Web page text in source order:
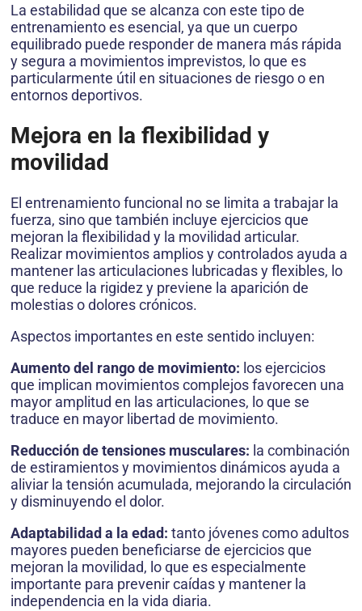
La estabilidad que se alcanza con este tipo de
entrenamiento es esencial, ya que un cuerpo
equilibrado puede responder de manera más rápida
y segura a movimientos imprevistos, lo que es
particularmente útil en situaciones de riesgo o en
entornos deportivos.
Mejora en la flexibilidad y
movilidad
El entrenamiento funcional no se limita a trabajar la
fuerza, sino que también incluye ejercicios que
mejoran la flexibilidad y la movilidad articular.
Realizar movimientos amplios y controlados ayuda a
mantener las articulaciones lubricadas y flexibles, lo
que reduce la rigidez y previene la aparición de
molestias o dolores crónicos.
Aspectos importantes en este sentido incluyen:
Aumento del rango de movimiento: los ejercicios
que implican movimientos complejos favorecen una
mayor amplitud en las articulaciones, lo que se
traduce en mayor libertad de movimiento.
Reducción de tensiones musculares: la combinación
de estiramientos y movimientos dinámicos ayuda a
aliviar la tensión acumulada, mejorando la circulación
y disminuyendo el dolor.
Adaptabilidad a la edad: tanto jóvenes como adultos
mayores pueden beneficiarse de ejercicios que
mejoran la movilidad, lo que es especialmente
importante para prevenir caídas y mantener la
independencia en la vida diaria.